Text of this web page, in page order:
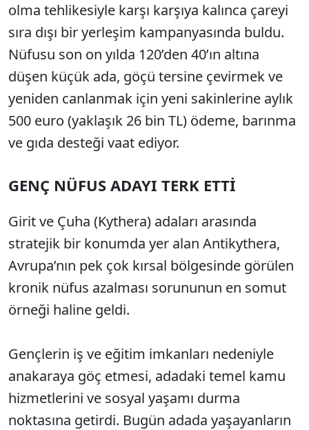
olma tehlikesiyle karşı karşıya kalınca çareyi
sıra dışı bir yerleşim kampanyasında buldu.
Nüfusu son on yılda 120’den 40’ın altına
düşen küçük ada, göçü tersine çevirmek ve
yeniden canlanmak için yeni sakinlerine aylık
500 euro (yaklaşık 26 bin TL) ödeme, barınma
ve gıda desteği vaat ediyor.
GENÇ NÜFUS ADAYI TERK ETTİ
Girit ve Çuha (Kythera) adaları arasında
stratejik bir konumda yer alan Antikythera,
Avrupa’nın pek çok kırsal bölgesinde görülen
kronik nüfus azalması sorununun en somut
örneği haline geldi.
Gençlerin iş ve eğitim imkanları nedeniyle
anakaraya göç etmesi, adadaki temel kamu
hizmetlerini ve sosyal yaşamı durma
noktasına getirdi. Bugün adada yaşayanların